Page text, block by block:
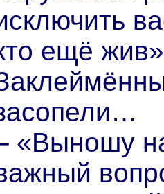
ещё
«Выношу